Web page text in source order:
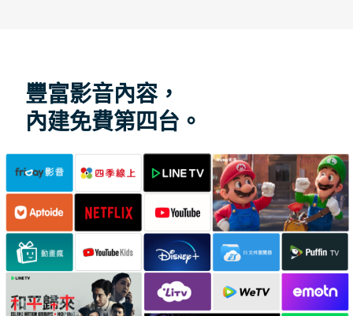
豐富影音內容，
內建免費第四台。